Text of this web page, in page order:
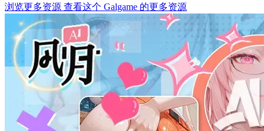
浏览更多资源 查看这个 Galgame 的更多资源